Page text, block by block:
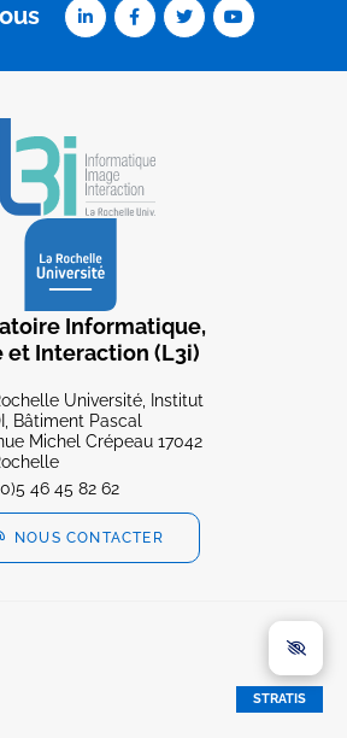
Informatique,
et Interaction (L3i)
Université, Institut
Bâtiment Pascal
Michel Crépeau 17042
46 45 82 62
NOUS CONTACTER
STRATIS